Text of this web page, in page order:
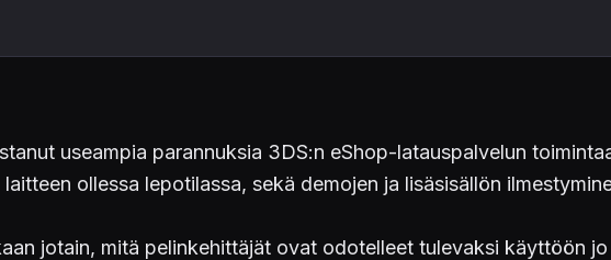
useampia parannuksia 3DS:n eShop-latauspalvelun
ollessa lepotilassa, sekä demojen ja lisäsisällön
jotain, mitä pelinkehittäjät ovat odotelleet tulevaksi käyttöön